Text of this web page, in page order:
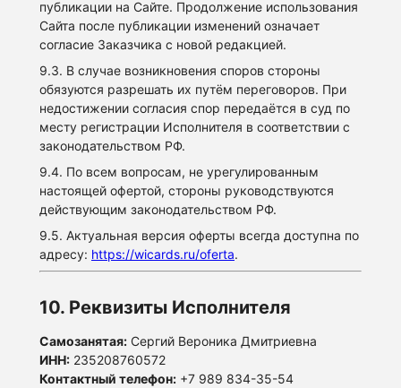
публикации на Сайте. Продолжение использования
Сайта после публикации изменений означает
согласие Заказчика с новой редакцией.
9.3. В случае возникновения споров стороны
обязуются разрешать их путём переговоров. При
недостижении согласия спор передаётся в суд по
месту регистрации Исполнителя в соответствии с
законодательством РФ.
9.4. По всем вопросам, не урегулированным
настоящей офертой, стороны руководствуются
действующим законодательством РФ.
9.5. Актуальная версия оферты всегда доступна по
адресу: https://wicards.ru/oferta.
10. Реквизиты Исполнителя
Самозанятая: Сергий Вероника Дмитриевна
ИНН: 235208760572
Контактный телефон: +7 989 834-35-54